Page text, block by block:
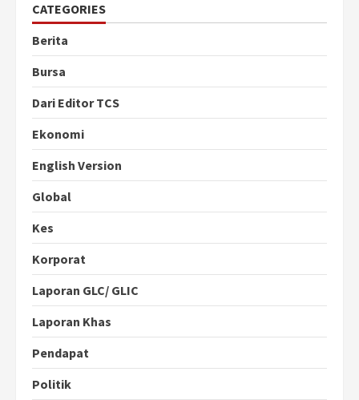
CATEGORIES
Berita
Bursa
Dari Editor TCS
Ekonomi
English Version
Global
Kes
Korporat
Laporan GLC/ GLIC
Laporan Khas
Pendapat
Politik